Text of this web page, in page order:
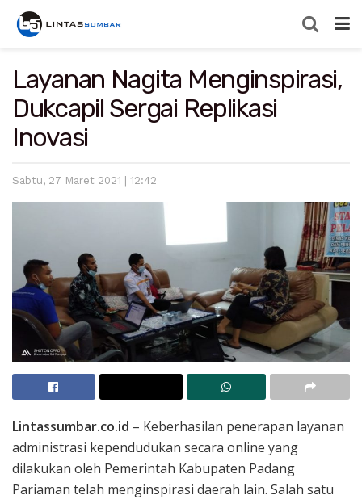
Layanan Nagita Menginspirasi,
Dukcapil Sergai Replikasi
Inovasi
Sabtu, 27 Maret 2021 | 12:42
Lintassumbar.co.id – Keberhasilan penerapan layanan
administrasi kependudukan secara online yang
dilakukan oleh Pemerintah Kabupaten Padang
Pariaman telah menginspirasi daerah lain. Salah satu